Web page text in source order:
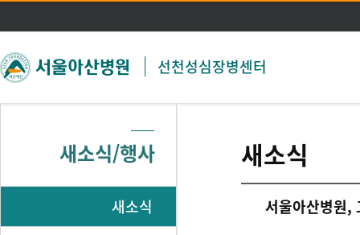
주메뉴 바로가기
본문 바로가기
선천성심장병센터
새소식/행사
새소식
새소식
서울아산병원,